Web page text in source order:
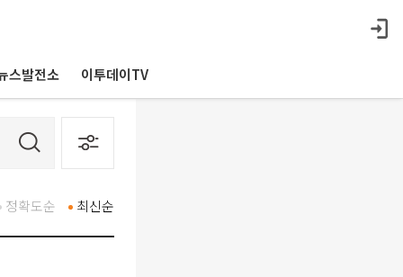
스발전소 이투데이TV
최신순
정확도순